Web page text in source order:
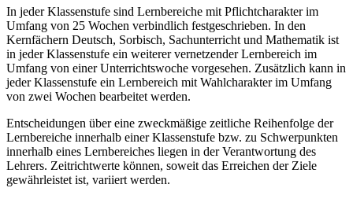
In jeder Klassenstufe sind Lernbereiche mit Pflichtcharakter im
Umfang von 25 Wochen verbindlich festgeschrieben. In den
Kernfächern Deutsch, Sorbisch, Sachunterricht und Mathematik ist
in jeder Klassenstufe ein weiterer vernetzender Lernbereich im
Umfang von einer Unterrichtswoche vorgesehen. Zusätzlich kann in
jeder Klassenstufe ein Lernbereich mit Wahlcharakter im Umfang
von zwei Wochen bearbeitet werden.
Entscheidungen über eine zweckmäßige zeitliche Reihenfolge der
Lernbereiche innerhalb einer Klassenstufe bzw. zu Schwerpunkten
innerhalb eines Lernbereiches liegen in der Verantwortung des
Lehrers. Zeitrichtwerte können, soweit das Erreichen der Ziele
gewährleistet ist, variiert werden.